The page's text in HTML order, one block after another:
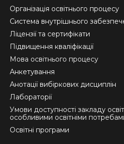
in
new
window
in
new
window
in
new
window
Організація освітнього процесу
Система внутрішнього
Ліцензії та сертифікати
Підвищення кваліфікації
Мова освітнього процесу
Анкетування
Анотації вибіркових дисциплін
Лабораторії
Умови доступності закладу
особливими освітніми
Освітні програми